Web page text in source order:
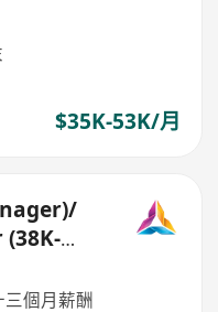
$35K-53K/月
個月薪酬